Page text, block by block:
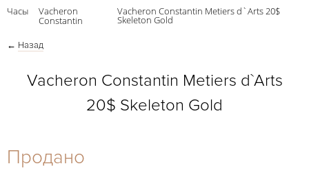
27-44
Часы Vacheron
Constantin
Vacheron Constantin Metiers d`Arts 20$
Skeleton Gold
← Назад
Vacheron Constantin Metiers d`Arts
20$ Skeleton Gold
Продано